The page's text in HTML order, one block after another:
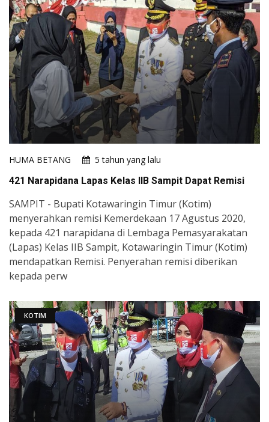
HUMA BETANG
5 tahun yang lalu
421 Narapidana Lapas Kelas IIB Sampit Dapat Remisi
SAMPIT - Bupati Kotawaringin Timur (Kotim)
menyerahkan remisi Kemerdekaan 17 Agustus 2020,
kepada 421 narapidana di Lembaga Pemasyarakatan
(Lapas) Kelas IIB Sampit, Kotawaringin Timur (Kotim)
mendapatkan Remisi. Penyerahan remisi diberikan
kepada perw
KOTIM